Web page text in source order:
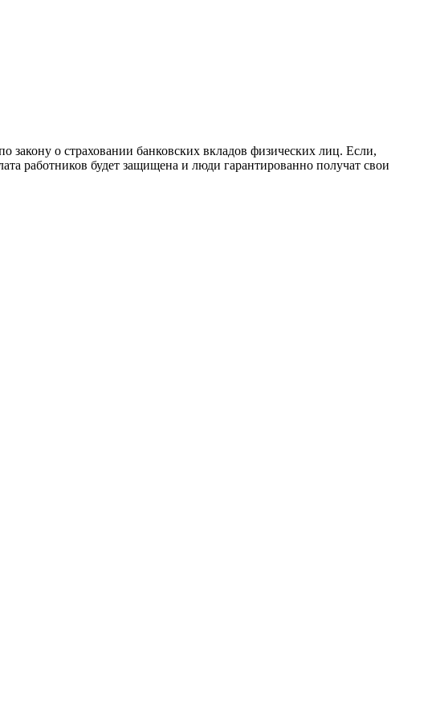
закону о страховании банковских вкладов физических лиц. Если,
работников будет защищена и люди гарантированно получат свои